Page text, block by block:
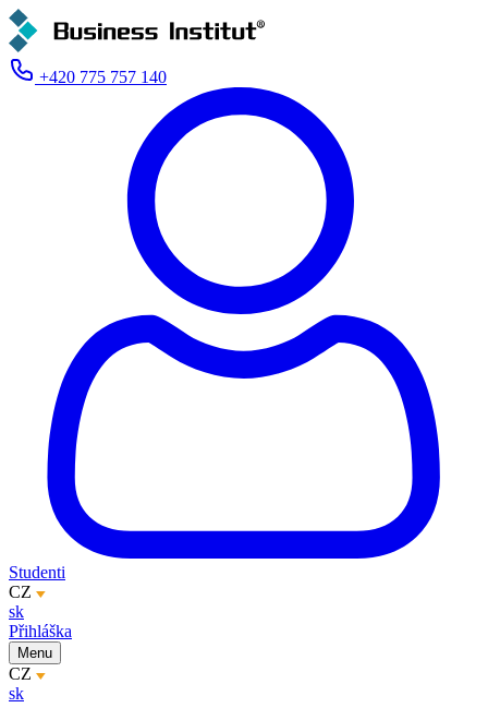
+420 775 757 140
Studenti
CZ
sk
Přihláška
Menu
CZ
sk